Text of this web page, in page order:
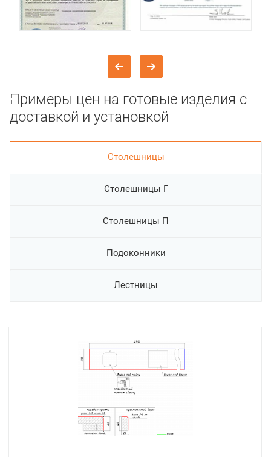
Примеры цен на готовые изделия с
доставкой и установкой
Cтолешницы
Столешницы Г
Столешницы П
Подоконники
Лестницы